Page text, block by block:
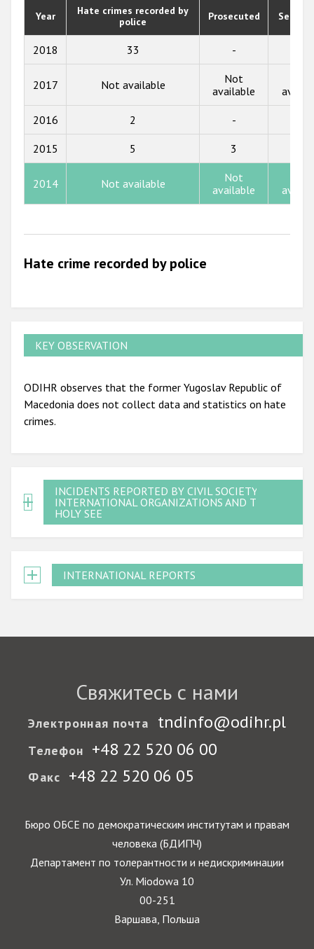
2019
2018
2017
2016
2014
2013
2012
2010
2009
Year
Hate crimes recorded by
police
Prosecuted
2018 33 -
2017 Not available
Not
available
2016 2 -
2015 5 3
2014 Not available
Not
available
Hate crime recorded by police
KEY OBSERVATION
ODIHR observes that the former Yugoslav Republic of
Macedonia does not collect data and statistics on hate
crimes.
INCIDENTS REPORTED BY CIVIL SOCIETY,
INTERNATIONAL ORGANIZATIONS AND THE
HOLY SEE
INTERNATIONAL REPORTS
Свяжитесь с нами
Электронная почта tndinfo@odihr.pl
Телефон +48 22 520 06 00
Факс +48 22 520 06 05
Бюро ОБСЕ по демократическим институтам и правам
человека (БДИПЧ)
Департамент по толерантности и недискриминации
Ул. Miodowa 10
00-251
Варшава, Польша